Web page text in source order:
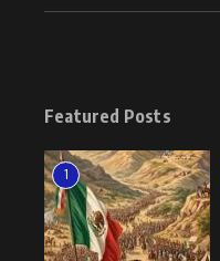
Featured Posts
1